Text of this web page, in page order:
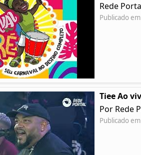
Rede
Publicado
Tiee Ao
Por Rede
Publicado